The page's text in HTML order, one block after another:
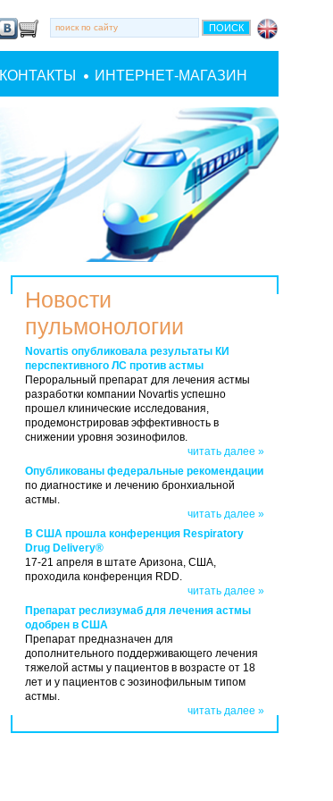
КОНТАКТЫ ИНТЕРНЕТ-МАГАЗИН
Новости
пульмонологии
Novartis опубликовала результаты КИ
перспективного ЛС против астмы
Пероральный препарат для лечения астмы
разработки компании Novartis успешно
прошел клинические исследования,
продемонстрировав эффективность в
снижении уровня эозинофилов.
читать далее »
Опубликованы федеральные рекомендации
по диагностике и лечению бронхиальной
астмы.
читать далее »
В США прошла конференция Respiratory
Drug Delivery®
17-21 апреля в штате Аризона, США,
проходила конференция RDD.
читать далее »
Препарат реслизумаб для лечения астмы
одобрен в США
Препарат предназначен для
дополнительного поддерживающего лечения
тяжелой астмы у пациентов в возрасте от 18
лет и у пациентов с эозинофильным типом
астмы.
читать далее »